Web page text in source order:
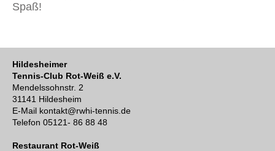
Spaß!
Hildesheimer
Tennis-Club Rot-Weiß e.V.
Mendelssohnstr. 2
31141 Hildesheim
E-Mail kontakt@rwhi-tennis.de
Telefon 05121- 86 88 48
Restaurant Rot-Weiß